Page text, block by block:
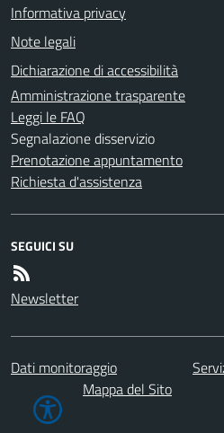
Informativa privacy
Note legali
Dichiarazione di accessibilità
Amministrazione trasparente
Leggi le FAQ
Segnalazione disservizio
Prenotazione appuntamento
Richiesta d'assistenza
SEGUICI SU
Newsletter
Dati monitoraggio
Mappa del Sito